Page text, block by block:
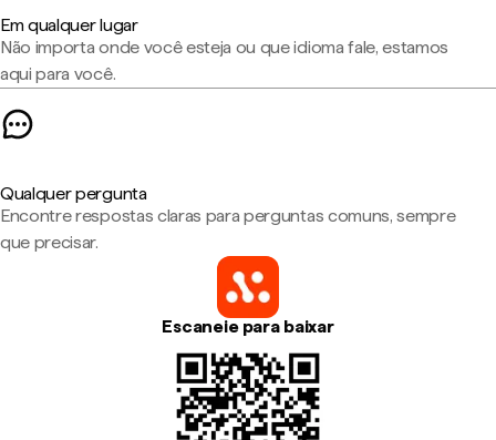
Em qualquer lugar
Não importa onde você esteja ou que idioma fale, estamos
aqui para você.
Qualquer pergunta
Encontre respostas claras para perguntas comuns, sempre
que precisar.
Escaneie para baixar